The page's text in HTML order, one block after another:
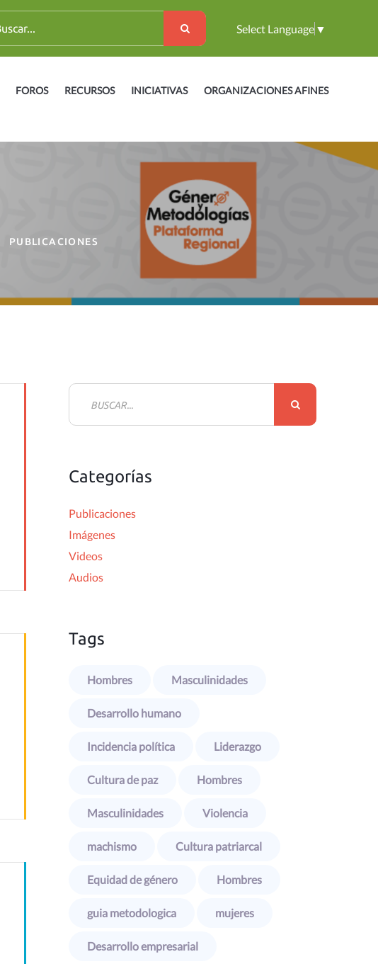
Select Language ▼
FOROS RECURSOS INICIATIVAS ORGANIZACIONES AFINES
PUBLICACIONES
B
a
:
Categorías
Publicaciones
Imágenes
Videos
Audios
Tags
Hombres Masculinidades
Desarrollo humano
Incidencia política Liderazgo
Cultura de paz Hombres
Masculinidades Violencia
machismo Cultura patriarcal
Equidad de género Hombres
guia metodologica mujeres
Desarrollo empresarial